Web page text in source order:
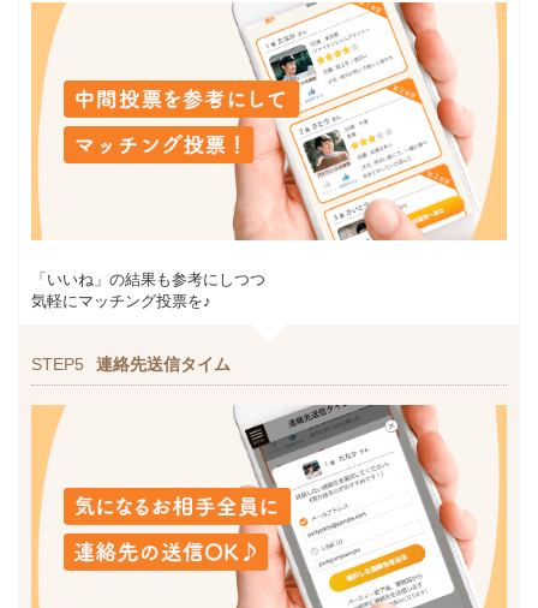
「いいね」の結果も参考にしつつ
気軽にマッチング投票を♪
STEP5 連絡先送信タイム